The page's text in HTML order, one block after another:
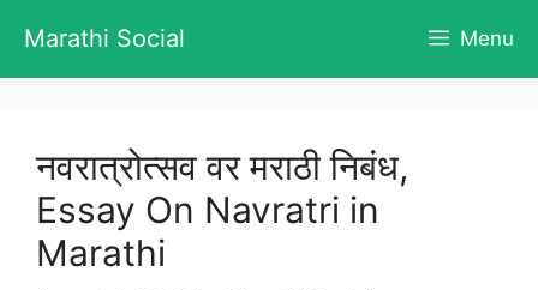
content
Marathi Social Menu
नवरात्रोत्सव वर मराठी निबंध,
Essay On Navratri in
Marathi